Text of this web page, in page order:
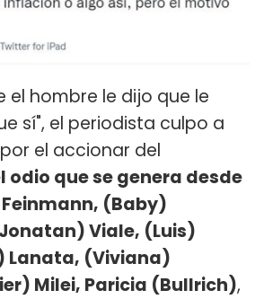
el hombre le dijo que le
sí", el periodista culpo a
el accionar del
odio que se genera desde
(Baby)
Viale, (Luis)
Lanata, (Viviana)
Milei, Paricia (Bullrich),